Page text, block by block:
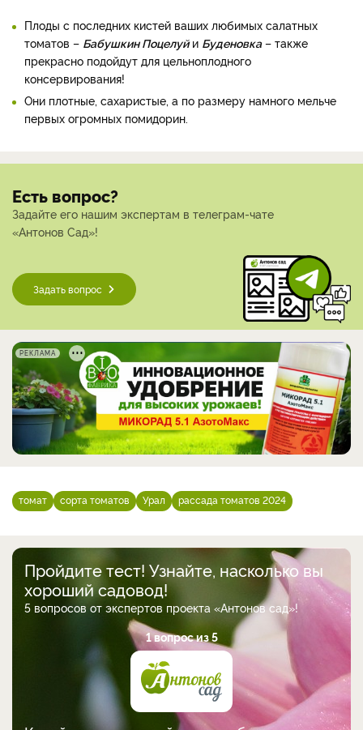
Плоды с последних кистей ваших любимых салатных
томатов – Бабушкин Поцелуйи Буденовка– также
прекрасно подойдут для цельноплодного
консервирования!
Они плотные, сахаристые, а по размеру намного мельче
первых огромных помидорин.
Есть вопрос?
Задайте его нашим экспертам в телеграм-чате
«Антонов Сад»!
Задать вопрос
РЕКЛАМА
томат сорта томатов Урал рассада томатов 2024
Пройдите тест! Узнайте, насколько вы
хороший садовод!
5 вопросов от экспертов проекта «Антонов сад»!
1 вопрос из 5